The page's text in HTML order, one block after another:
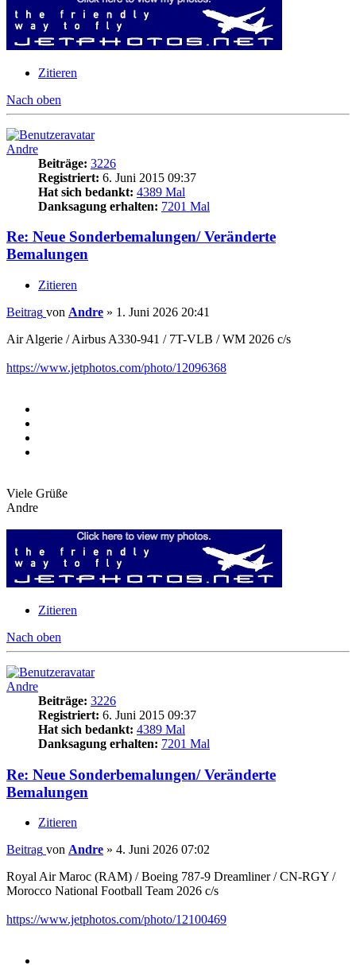
Zitieren
Nach oben
Andre
Beiträge: 3226
Registriert: 6. Juni 2015 09:37
Hat sich bedankt: 4389 Mal
Danksagung erhalten: 7201 Mal
Re: Neue Sonderbemalungen/ Veränderte
Bemalungen
Zitieren
Beitrag von Andre » 1. Juni 2026 20:41
Air Algerie / Airbus A330-941 / 7T-VLB / WM 2026 c/s
https://www.jetphotos.com/photo/12096368
Viele Grüße
Andre
Zitieren
Nach oben
Andre
Beiträge: 3226
Registriert: 6. Juni 2015 09:37
Hat sich bedankt: 4389 Mal
Danksagung erhalten: 7201 Mal
Re: Neue Sonderbemalungen/ Veränderte
Bemalungen
Zitieren
Beitrag von Andre » 4. Juni 2026 07:02
Royal Air Maroc (RAM) / Boeing 787-9 Dreamliner / CN-RGY /
Morocco National Football Team 2026 c/s
https://www.jetphotos.com/photo/12100469